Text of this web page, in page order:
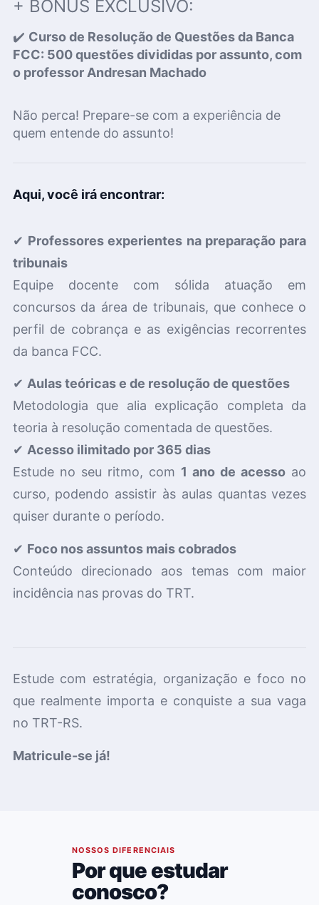
+ BÔNUS EXCLUSIVO:
✔️ Curso de Resolução de Questões da Banca
FCC: 500 questões divididas por assunto, com
o professor Andresan Machado
Não perca! Prepare-se com a experiência de
quem entende do assunto!
Aqui, você irá encontrar:
✔ Professores experientes na preparação para
tribunais
Equipe docente com sólida atuação em
concursos da área de tribunais, que conhece o
perfil de cobrança e as exigências recorrentes
da banca FCC.
✔ Aulas teóricas e de resolução de questões
Metodologia que alia explicação completa da
teoria à resolução comentada de questões.
✔ Acesso ilimitado por 365 dias
Estude no seu ritmo, com 1 ano de acesso ao
curso, podendo assistir às aulas quantas vezes
quiser durante o período.
✔ Foco nos assuntos mais cobrados
Conteúdo direcionado aos temas com maior
incidência nas provas do TRT.
Estude com estratégia, organização e foco no
que realmente importa e conquiste a sua vaga
no TRT-RS.
Matricule-se já!
NOSSOS DIFERENCIAIS
Por que estudar
conosco?